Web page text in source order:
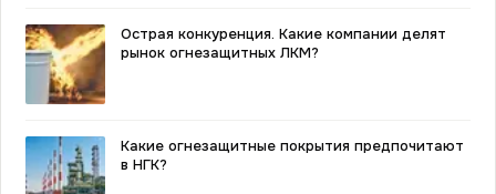
Острая конкуренция. Какие компании делят
рынок огнезащитных ЛКМ?
Какие огнезащитные покрытия предпочитают
в НГК?